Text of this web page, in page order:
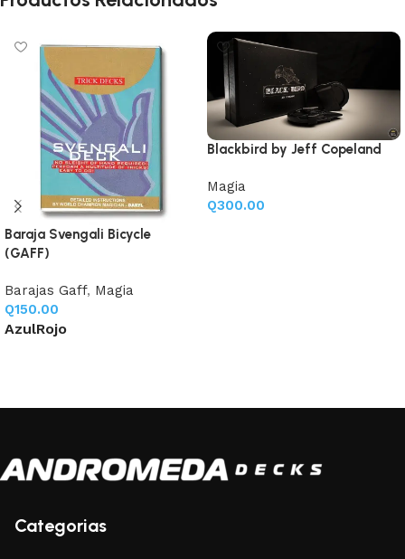
Baraja Svengali Bicycle
(GAFF)
Barajas Gaff, Magia
Q150.00
AzulRojo
Blackbird by Jeff Copeland
Magia
Q300.00
Categorias